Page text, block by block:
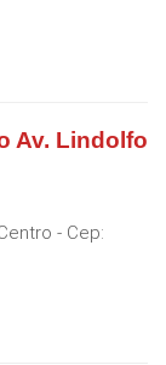
Av. Lindolfo
- Cep: